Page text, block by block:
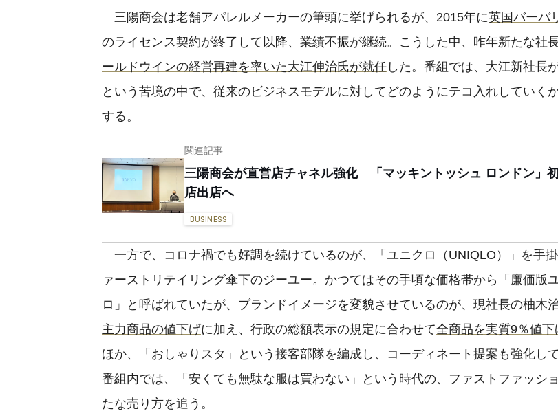
三陽商会は老舗アパレルメーカーの筆頭に挙げられるが、2015年に英国バーバ
のライセンス契約が終了 して以降、業績不振が継続。こうした中、昨年新たな社
ールドウインの経営再建を率いた大江伸治氏が就任 した。番組では、大江新社長
という苦境の中で、従来のビジネスモデルに対してどのようにテコ入れしていく
する。
関連記事
三陽商会が直営店チャネル強化 「マッキントッシュ ロンドン」
店出店へ
BUSINESS
一方で、コロナ禍でも好調を続けているのが、「ユニクロ（UNIQLO）」を手
ァーストリテイリング傘下のジーユー。かつてはその手頃な価格帯から「廉価版
ロ」と呼ばれていたが、ブランドイメージを変貌させているのが、現社長の柚木治
主力商品の値下げに加え、行政の総額表示の規定に合わせて全商品を実質9％値下
ほか、「おしゃりスタ」という接客部隊を編成し、コーディネート提案も強化して
番組内では、「安くても無駄な服は買わない」という時代の、ファストファッシ
たな売り方を追う。